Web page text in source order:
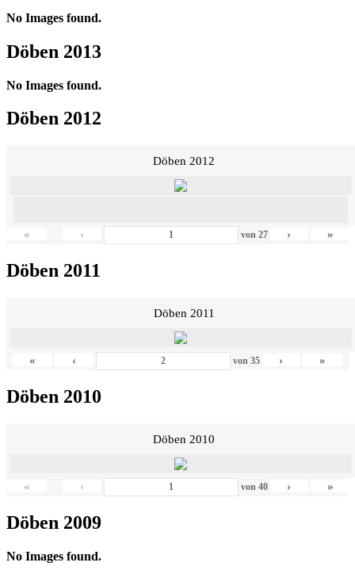
No Images found.
Döben 2013
No Images found.
Döben 2012
Döben 2012
« ‹ von 27 › »
Döben 2011
Döben 2011
« ‹ von 35 › »
Döben 2010
Döben 2010
« ‹ von 40 › »
Döben 2009
No Images found.